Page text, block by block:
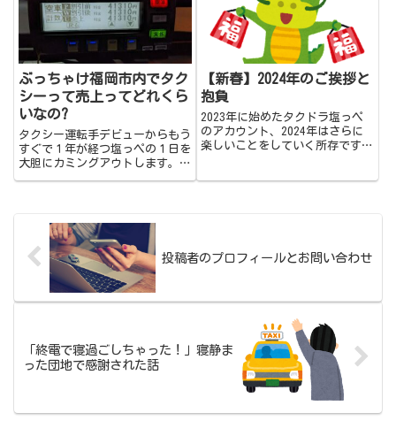
ぶっちゃけ福岡市内でタク
シーって売上ってどれくら
いなの?
タクシー運転手デビューからもう
すぐで１年が経つ塩っペの１日を
大胆にカミングアウトします。休
【新春】2024年のご挨拶と
抱負
2023年に始めたタクドラ塩っペ
のアカウント、2024年はさらに
楽しいことをしていく所存です！
投稿者のプロフィールとお問い合わせ
「終電で寝過ごしちゃった！」寝静ま
った団地で感謝された話